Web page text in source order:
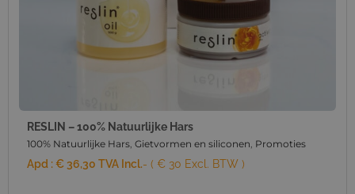
RESLIN – 100% Natuurlijke Hars
100% Natuurlijke Hars, Gietvormen en siliconen, Promoties
Apd :€ 36,30 TVA Incl.- ( € 30 Excl. BTW )